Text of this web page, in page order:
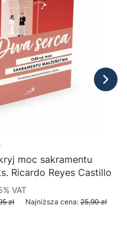
moc sakramentu
Ricardo Reyes Castillo
brutto
VAT
VAT
zł Najniższa cena: 25,90 zł